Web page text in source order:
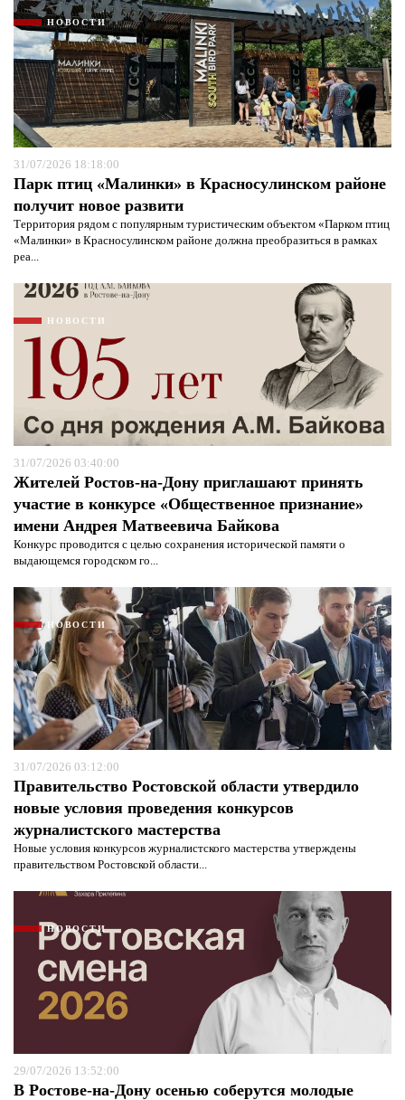
НОВОСТИ
31/07/2026 18:18:00
Парк птиц «Малинки» в Красносулинском районе
получит новое развити
Территория рядом с популярным туристическим объектом «Парком птиц
«Малинки» в Красносулинском районе должна преобразиться в рамках
реа...
НОВОСТИ
31/07/2026 03:40:00
Жителей Ростов-на-Дону приглашают принять
участие в конкурсе «Общественное признание»
имени Андрея Матвеевича Байкова
Конкурс проводится с целью сохранения исторической памяти о
выдающемся городском го...
НОВОСТИ
31/07/2026 03:12:00
Правительство Ростовской области утвердило
новые условия проведения конкурсов
журналистского мастерства
Новые условия конкурсов журналистского мастерства утверждены
правительством Ростовской области...
НОВОСТИ
29/07/2026 13:52:00
В Ростове-на-Дону осенью соберутся молодые
Я согласен сполитикой конфиденциальности и
защиты информации*
Я согласен сполитикой конфиденциальности и
защиты информации*